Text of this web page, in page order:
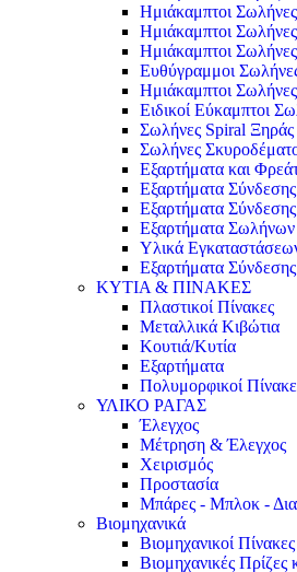
Ημιάκαμπτοι Σωλήνες
Ημιάκαμπτοι
Ημιάκαμπτοι
Ευθύγραμμοι
Ημιάκαμπτοι
Ειδικοί Εύκαμπτοι
Σωλήνες Spiral
Σωλήνες
Εξαρτήματα και
Εξαρτήματα
Εξαρτήματα
Εξαρτήματα
Υλικά
Εξαρτήματα
ΚΥΤΙΑ & ΠΙΝΑΚΕΣ
Πλαστικοί Πίνακες
Μεταλλικά Κιβώτια
Κουτιά/Κυτία
Εξαρτήματα
Πολυμορφικοί
ΥΛΙΚΟ ΡΑΓΑΣ
Έλεγχος
Μέτρηση & Έλεγχος
Χειρισμός
Προστασία
Μπάρες - Μπλοκ -
Βιομηχανικά
Βιομηχανικοί Πίνακες
Βιομηχανικές